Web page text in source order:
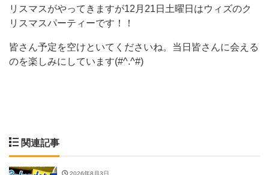
リスマスがやってきますが12月21日土曜日はウィズのク
リスマスパーティーです！！
皆さん予定を空けといてくださいね。当日皆さんに会える
のを楽しみにしています(#^.^#)
関連記事
2026年8月3日